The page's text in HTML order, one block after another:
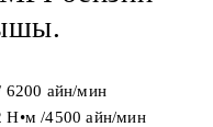
6200 айн/мин
Н•м /4500 айн/мин